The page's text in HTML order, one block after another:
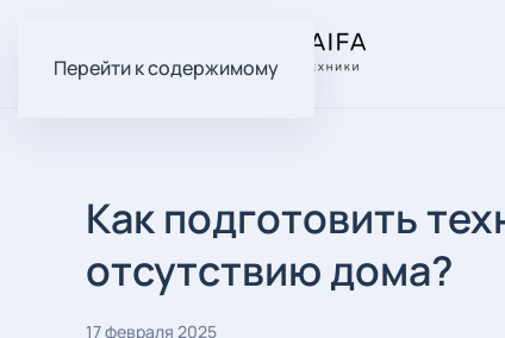
Перейти к содержимому
Как подготовить
отсутствию дома?
17 февраля 2025